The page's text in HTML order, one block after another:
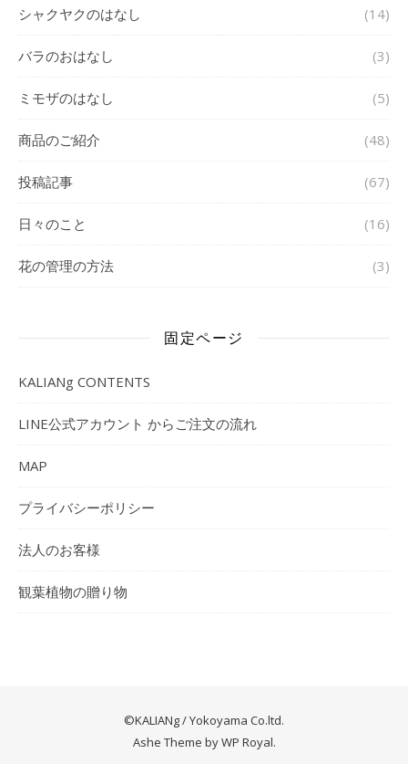
シャクヤクのはなし (14)
バラのおはなし (3)
ミモザのはなし (5)
商品のご紹介 (48)
投稿記事 (67)
日々のこと (16)
花の管理の方法 (3)
固定ページ
KALIANg CONTENTS
LINE公式アカウント からご注文の流れ
MAP
プライバシーポリシー
法人のお客様
観葉植物の贈り物
©KALIANg / Yokoyama Co.ltd.
Ashe Theme byWP Royal.